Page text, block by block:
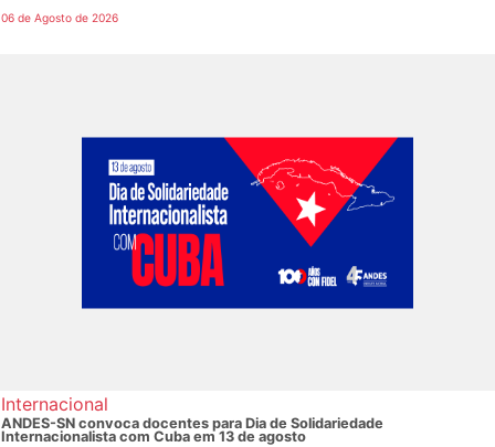
06 de Agosto de 2026
Internacional
ANDES-SN convoca docentes para Dia de Solidariedade
Internacionalista com Cuba em 13 de agosto